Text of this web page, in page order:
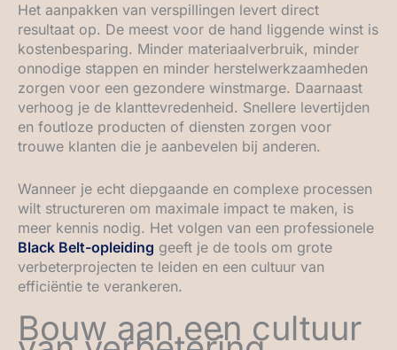
Het aanpakken van verspillingen levert direct
resultaat op. De meest voor de hand liggende winst is
kostenbesparing. Minder materiaalverbruik, minder
onnodige stappen en minder herstelwerkzaamheden
zorgen voor een gezondere winstmarge. Daarnaast
verhoog je de klanttevredenheid. Snellere levertijden
en foutloze producten of diensten zorgen voor
trouwe klanten die je aanbevelen bij anderen.
Wanneer je echt diepgaande en complexe processen
wilt structureren om maximale impact te maken, is
meer kennis nodig. Het volgen van een professionele
Black Belt-opleiding geeft je de tools om grote
verbeterprojecten te leiden en een cultuur van
efficiëntie te verankeren.
Bouw aan een cultuur